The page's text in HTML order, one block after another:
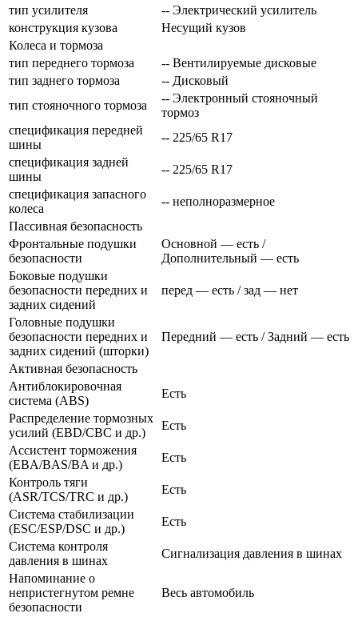
тип усилителя
-- Электрический усилитель
конструкция кузова
Несущий кузов
Колеса и тормоза
тип переднего тормоза
-- Вентилируемые дисковые
тип заднего тормоза
-- Дисковый
тип стояночного тормоза
-- Электронный стояночный
тормоз
спецификация передней
шины
-- 225/65 R17
спецификация задней
шины
-- 225/65 R17
спецификация запасного
колеса
-- неполноразмерное
Пассивная безопасность
Фронтальные подушки
безопасности
Основной — есть /
Дополнительный — есть
Боковые подушки
безопасности передних и
задних сидений
перед — есть / зад — нет
Головные подушки
безопасности передних и
задних сидений (шторки)
Передний — есть / Задний — есть
Активная безопасность
Антиблокировочная
система (ABS)
Есть
Распределение тормозных
усилий (EBD/CBC и др.)
Есть
Ассистент торможения
(EBA/BAS/BA и др.)
Есть
Контроль тяги
(ASR/TCS/TRC и др.)
Есть
Система стабилизации
(ESC/ESP/DSC и др.)
Есть
Система контроля
давления в шинах
Сигнализация давления в шинах
Напоминание о
непристегнутом ремне
безопасности
Весь автомобиль